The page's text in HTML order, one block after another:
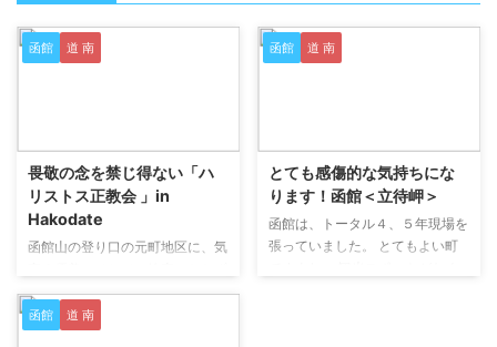
函館 道 南
畏敬の念を禁じ得ない「ハ
リストス正教会 」in
Hakodate
函館山の登り口の元町地区に、気
む＜函館ハリストス正教会＞は、
函館の数ある歴史建築物で、もっ
とも私の好きな建物です。 あい
函館 道 南
とても感傷的な気持ちにな
ります！函館＜立待岬＞
函館は、トータル４、５年現場を
張っていました。 とてもよい町
函館 道 南